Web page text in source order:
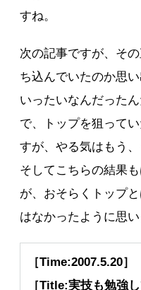
すね。
次の記事ですが、そ
ち込んでいたのか思
いったいなんだった
で、トップを狙って
すが、やる気はもう
そしてこちらの結果
が、おそらくトップ
はなかったように思
［Time:2007.5.20］
［Title:実技も勉強